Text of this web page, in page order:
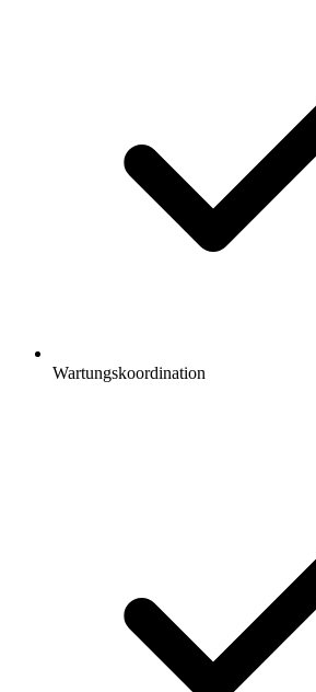
Wartungskoordination